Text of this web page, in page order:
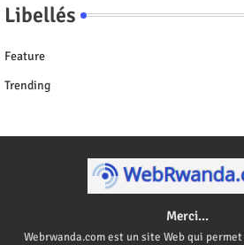
Libellés
Feature
Trending
Merci...
Webrwanda.com est un site Web qui